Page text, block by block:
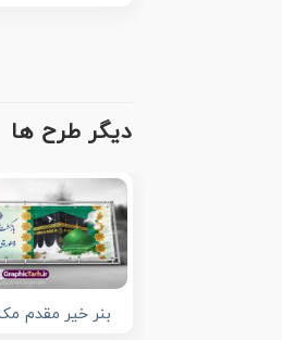
دیگر طرح ها
بنر خیر مقدم